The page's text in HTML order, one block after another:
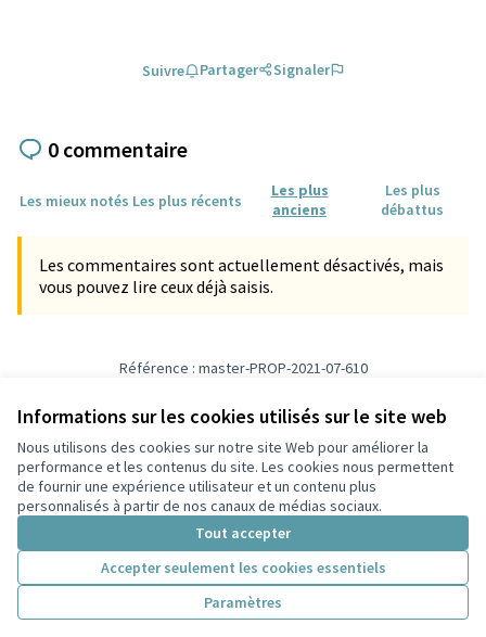
Informations sur les cookies utilisés sur le site web
Nous utilisons des cookies sur notre site Web pour améliorer la
performance et les contenus du site. Les cookies nous permettent
de fournir une expérience utilisateur et un contenu plus
personnalisés à partir de nos canaux de médias sociaux.
Tout accepter
Accepter seulement les cookies essentiels
Paramètres
Suivre Partager Signaler
0 commentaire
Les mieux notés Les plus récents
Les plus
anciens
Les plus
débattus
Les commentaires sont actuellement désactivés, mais
vous pouvez lire ceux déjà saisis.
Référence : master-PROP-2021-07-610
Conditions d'utilisation
Paramètres des cookies
Participez Villeurbanne sur X
(Lien externe)
Participez Villeurbanne sur Facebook
Participez Villeurbanne sur Instagram
Participez Villeurbanne sur YouTube
(Lien externe)
Site réalisé grâce aulogiciel libre Decidim .
Licence
(Lien